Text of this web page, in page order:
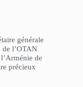
générale
de l’OTAN
de
précieux